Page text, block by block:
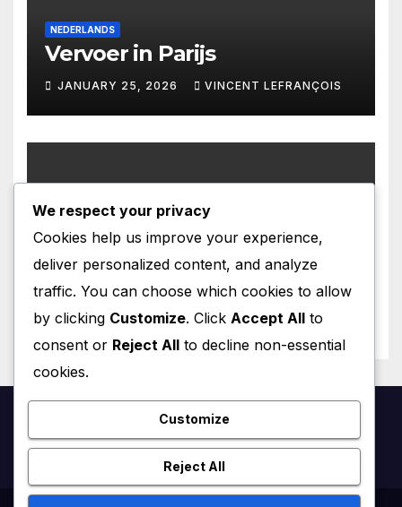
NEDERLANDS
Vervoer in Parijs
JANUARY 25, 2026 VINCENT LEFRANÇOIS
CATALA
Personatges de Ficció a París
JANUARY 24, 2026 VINCENT LEFRANÇOIS
French4us.net
We respect your privacy
Cookies help us improve your experience,
deliver personalized content, and analyze
traffic. You can choose which cookies to allow
by clicking Customize. Click Accept All to
consent or Reject All to decline non-essential
cookies.
Customize
Reject All